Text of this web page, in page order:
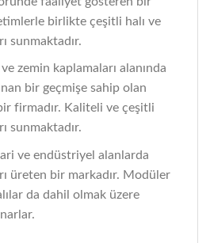
birlikte çeşitli halı ve
sunmaktadır.
zemin kaplamaları alanında
bir geçmişe sahip olan
firmadır. Kaliteli ve çeşitli
sunmaktadır.
ve endüstriyel alanlarda
üreten bir markadır. Modüler
da dahil olmak üzere